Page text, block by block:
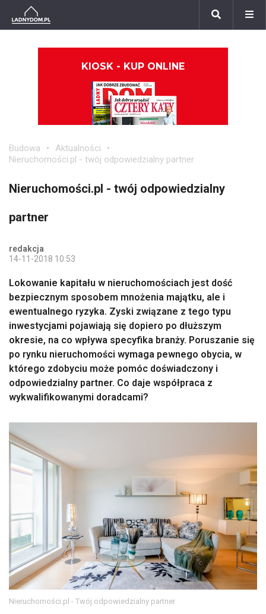
KIOSK - KUP ONLINE
Budowa
Aktualności
Nieruchomości.pl - twój odpowiedzialny partner
Nieruchomości.pl - twój odpowiedzialny
partner
redakcja
14-11-2018 10:53
Lokowanie kapitału w nieruchomościach jest dość
bezpiecznym sposobem mnożenia majątku, ale i
ewentualnego ryzyka. Zyski związane z tego typu
inwestycjami pojawiają się dopiero po dłuższym
okresie, na co wpływa specyfika branży. Poruszanie się
po rynku nieruchomości wymaga pewnego obycia, w
którego zdobyciu może pomóc doświadczony i
odpowiedzialny partner. Co daje współpraca z
wykwalifikowanymi doradcami?
Nieruchomości.pl - Twój odpowiedzialny partner